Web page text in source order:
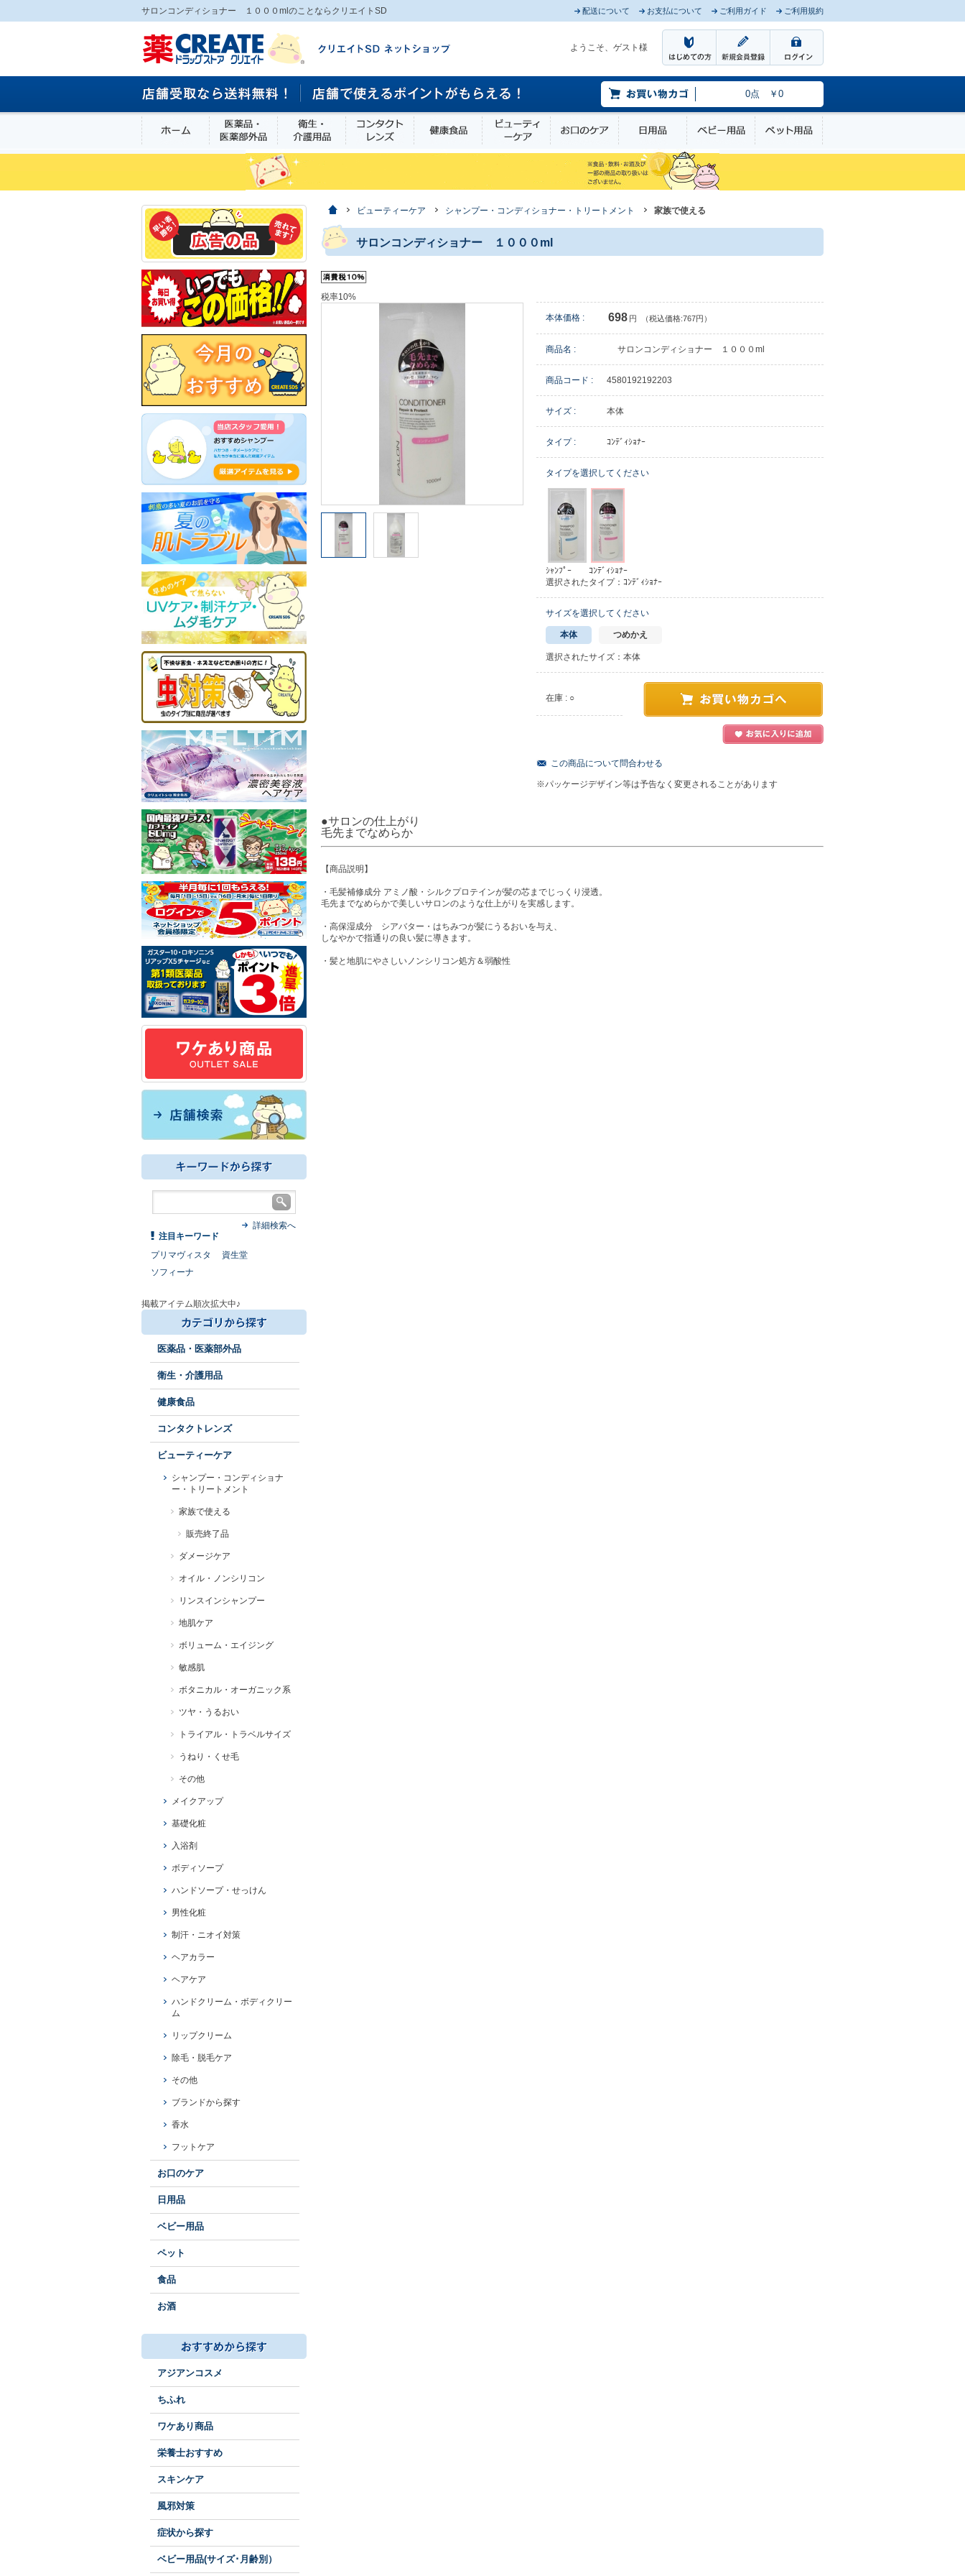
サロンコンディショナー １０００mlのことならクリエイトSD 配送について お支払について ご利用ガイド ご利用規約
ようこそ、ゲスト様
0点 ￥0
ホーム 医薬品・医薬部外品衛生・介護用品 コンタクトレンズ健康食品 ビューティーケアお口のケア 日用品 ベビー用品 ペット用品
ホームビューティーケア シャンプー・コンディショナー・トリートメント 家族で使える
サロンコンディショナー １０００ml
税率10%
本体価格 : 698 円 （税込価格:767円）
商品名 : サロンコンディショナー １０００ml
商品コード : 4580192192203
サイズ : 本体
タイプ : ｺﾝﾃﾞｨｼｮﾅｰ
タイプを選択してください
ｼｬﾝﾌﾟｰ
ｺﾝﾃﾞｨｼｮﾅｰ
選択されたタイプ：ｺﾝﾃﾞｨｼｮﾅｰ
サイズを選択してください
本体 つめかえ
選択されたサイズ：本体
在庫 : ○
この商品について問合わせる
※パッケージデザイン等は予告なく変更されることがあります
●サロンの仕上がり
毛先までなめらか
【商品説明】
・毛髪補修成分 アミノ酸・シルクプロテインが髪の芯までじっくり浸透。
毛先までなめらかで美しいサロンのような仕上がりを実感します。
・高保湿成分 シアバター・はちみつが髪にうるおいを与え、
しなやかで指通りの良い髪に導きます。
・髪と地肌にやさしいノンシリコン処方＆弱酸性
詳細検索へ
注目キーワード
プリマヴィスタ
資生堂
ソフィーナ
掲載アイテム順次拡大中♪
医薬品・医薬部外品
衛生・介護用品
健康食品
コンタクトレンズ
ビューティーケア
シャンプー・コンディショナ
ー・トリートメント
家族で使える
販売終了品
ダメージケア
オイル・ノンシリコン
リンスインシャンプー
地肌ケア
ボリューム・エイジング
敏感肌
ボタニカル・オーガニック系
ツヤ・うるおい
トライアル・トラベルサイズ
うねり・くせ毛
その他
メイクアップ
基礎化粧
入浴剤
ボディソープ
ハンドソープ・せっけん
男性化粧
制汗・ニオイ対策
ヘアカラー
ヘアケア
ハンドクリーム・ボディクリー
ム
リップクリーム
除毛・脱毛ケア
その他
ブランドから探す
香水
フットケア
お口のケア
日用品
ベビー用品
ペット
食品
お酒
アジアンコスメ
ちふれ
ワケあり商品
栄養士おすすめ
スキンケア
風邪対策
症状から探す
ベビー用品(サイズ･月齢別）